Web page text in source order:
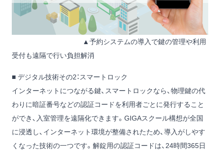
▲予約システムの導入で鍵の管理や利用
受付も遠隔で行い負担解消
■ デジタル技術その2：スマートロック
インターネットにつながる鍵、スマートロックなら、物理鍵の代
わりに暗証番号などの認証コードを利用者ごとに発行すること
ができ、入室管理を遠隔化できます。GIGAスクール構想が全国
に浸透し、インターネット環境が整備されたため、導入がしやす
くなった技術の一つです。解錠用の認証コードは、24時間365日